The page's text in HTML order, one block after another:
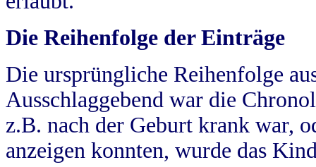
Die Reihenfolge der Einträge
Die ursprüngliche Reihenfolge
Ausschlaggebend war die
z.B. nach der Geburt krank war,
anzeigen konnten, wurde das